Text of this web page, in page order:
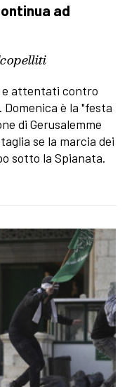
ad
e attentati contro
Domenica è la "festa
di Gerusalemme
se la marcia dei
sotto la Spianata.